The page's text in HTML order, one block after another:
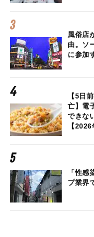
風俗店
由。ソ
に参加
【5日
亡】電
できな
【
「性
プ業界